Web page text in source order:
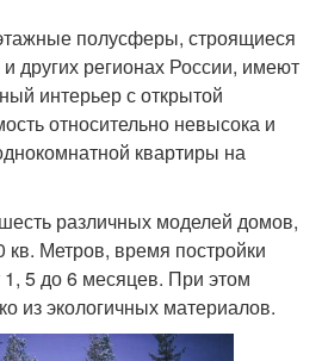
полусферы, строящиеся
других регионах России, имеют
интерьер с открытой
относительно невысока и
квартиры на
различных моделей домов,
Метров, время постройки
1, 5 до 6 месяцев. При этом
из экологичных материалов.